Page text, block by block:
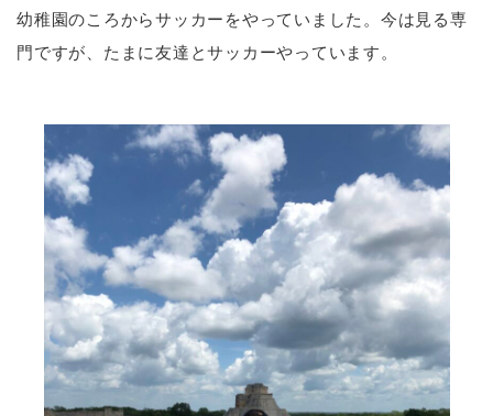
幼稚園のころからサッカーをやっていました。今は見る専
門ですが、たまに友達とサッカーやっています。